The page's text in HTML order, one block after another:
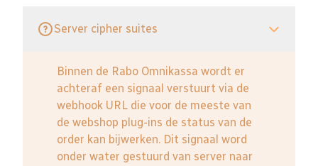
Server cipher suites
Binnen de Rabo Omnikassa wordt er
achteraf een signaal verstuurt via de
webhook URL die voor de meeste van
de webshop plug-ins de status van de
order kan bijwerken. Dit signaal word
onder water gestuurd van server naar